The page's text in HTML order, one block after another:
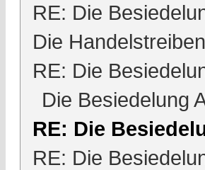
RE: Die
Die
RE: Die
Die Besiedelung
RE: Die
RE: Die